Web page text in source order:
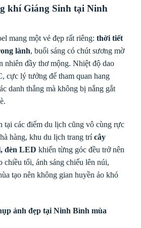
khí Giáng Sinh tại Ninh
mang một vẻ đẹp rất riêng: thời tiết
lành, buổi sáng có chút sương mờ
nhiên đầy thơ mộng. Nhiệt độ dao
cực lý tưởng để tham quan hang
danh thắng mà không bị nắng gắt
tại các điểm du lịch cũng vô cùng rực
hàng, khu du lịch trang trícây
đèn LED khiến từng góc đều trở nên
tối, ánh sáng chiếu lên núi,
tạo nên không gian huyền ảo khó
ảnh đẹp tại Ninh Bình mùa